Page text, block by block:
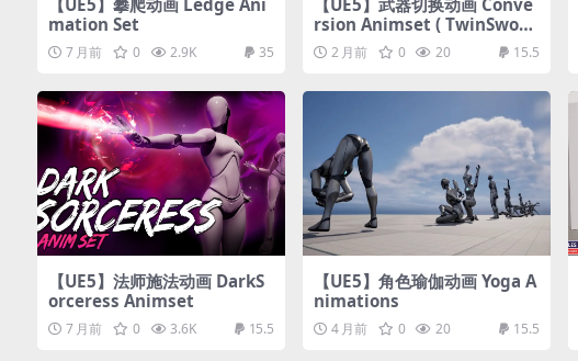
mation Set
7 月前 0 2.9K 35
rsion Animset ( TwinSword
& TwinBlades)
2 月前 0 20 15.5
【UE5】法师施法动画 DarkS
orceress Animset
7 月前 0 3.6K 15.5
【UE5】角色瑜伽动画 Yoga A
nimations
4 月前 0 20 15.5